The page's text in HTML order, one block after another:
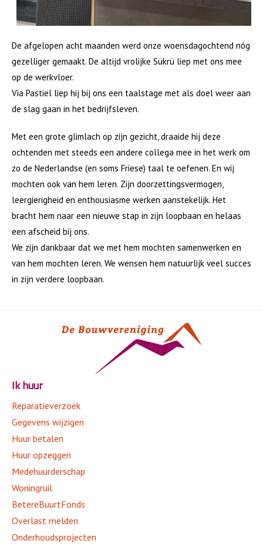
Seniorenwoningen
Over ons
De Bouwvereniging
Actueel
Publicaties
Jaarverslagen
Ondernemingsplan
Persberichten
Prestatieafspraken
Investeringsstatuut
Reglementen en codes
Privacystatement
Vacatures
KWH
Onze huisregels
Provinciale Klachtencommissie
De Bouwvereniging
De afgelopen acht maanden werd onze woensdagochtend nóg
gezelliger gemaakt. De altijd vrolijke Sükrü liep met ons mee
op de werkvloer.
Via Pastiel liep hij bij ons een taalstage met als doel weer aan
de slag gaan in het bedrijfsleven.
Met een grote glimlach op zijn gezicht, draaide hij deze
ochtenden met steeds een andere collega mee in het werk om
zo de Nederlandse (en soms Friese) taal te oefenen. En wij
mochten ook van hem leren. Zijn doorzettingsvermogen,
leergierigheid en enthousiasme werken aanstekelijk. Het
bracht hem naar een nieuwe stap in zijn loopbaan en helaas
een afscheid bij ons.
We zijn dankbaar dat we met hem mochten samenwerken en
van hem mochten leren. We wensen hem natuurlijk veel succes
in zijn verdere loopbaan.
Ik huur
Reparatieverzoek
Gegevens wijzigen
Huur betalen
Huur opzeggen
Medehuurderschap
Woningruil
BetereBuurtFonds
Overlast melden
Onderhoudsprojecten